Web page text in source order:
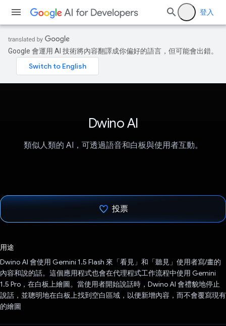
登入
Google 會運用 AI 技術將內容翻譯成你偏好的語言，但可能會出錯。
Dwino AI
類似人類的 AI，可透過語音和白板與使用者互動。
投票
用途
Dwino AI 會使用 Gemini 1.5 Flash 來「看見」和「聽見」使用者寫/畫的
內容和說的話。這個應用程式也會在代理程式工作流程中使用 Gemini
1.5 Pro，在白板上繪圖。當使用者開始說話時，Dwino AI 會禮貌地停止
說話，並聰明地在白板上找到空白區域，以便新增內容，而不會覆寫現有
的繪圖